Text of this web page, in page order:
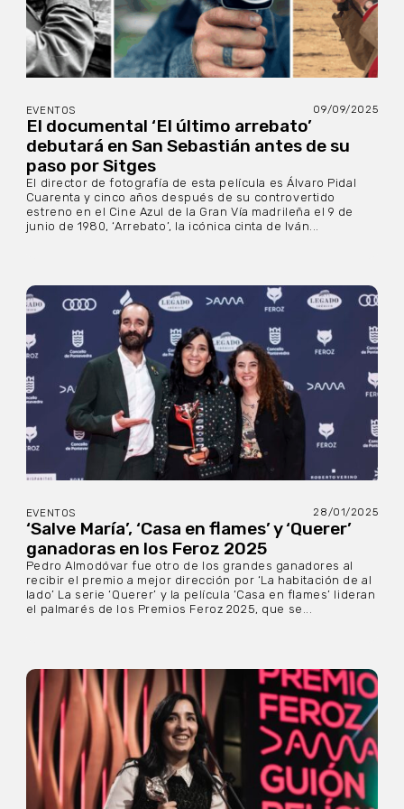
EVENTOS 09/09/2025
El documental ‘El último arrebato’
debutará en San Sebastián antes de su
paso por Sitges
El director de fotografía de esta película es Álvaro Pidal
Cuarenta y cinco años después de su controvertido
estreno en el Cine Azul de la Gran Vía madrileña el 9 de
junio de 1980, ‘Arrebato’, la icónica cinta de Iván...
EVENTOS 28/01/2025
‘Salve María’, ‘Casa en flames’ y ‘Querer’
ganadoras en los Feroz 2025
Pedro Almodóvar fue otro de los grandes ganadores al
recibir el premio a mejor dirección por ‘La habitación de al
lado’ La serie ‘Querer’ y la película ‘Casa en flames’ lideran
el palmarés de los Premios Feroz 2025, que se...